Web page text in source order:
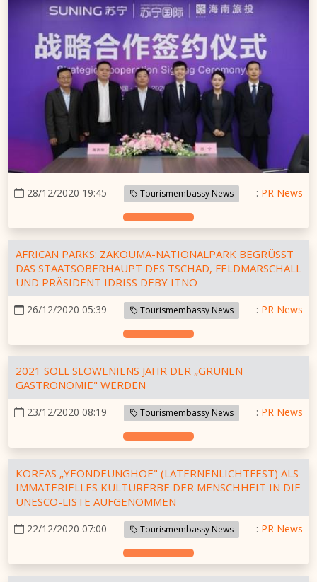
28/12/2020 19:45 Tourismembassy News : PR News
AFRICAN PARKS: ZAKOUMA-NATIONALPARK BEGRÜSST D
AS STAATSOBERHAUPT DES TSCHAD, FELDMARSCHALL U
ND PRÄSIDENT IDRISS DEBY ITNO
26/12/2020 05:39 Tourismembassy News : PR News
2021 SOLL SLOWENIENS JAHR DER „GRÜNEN
GASTRONOMIE" WERDEN
23/12/2020 08:19 Tourismembassy News : PR News
KOREAS „YEONDEUNGHOE" (LATERNENLICHTFEST) ALS
IMMATERIELLES KULTURERBE DER MENSCHHEIT IN DIE
UNESCO-LISTE AUFGENOMMEN
22/12/2020 07:00 Tourismembassy News : PR News